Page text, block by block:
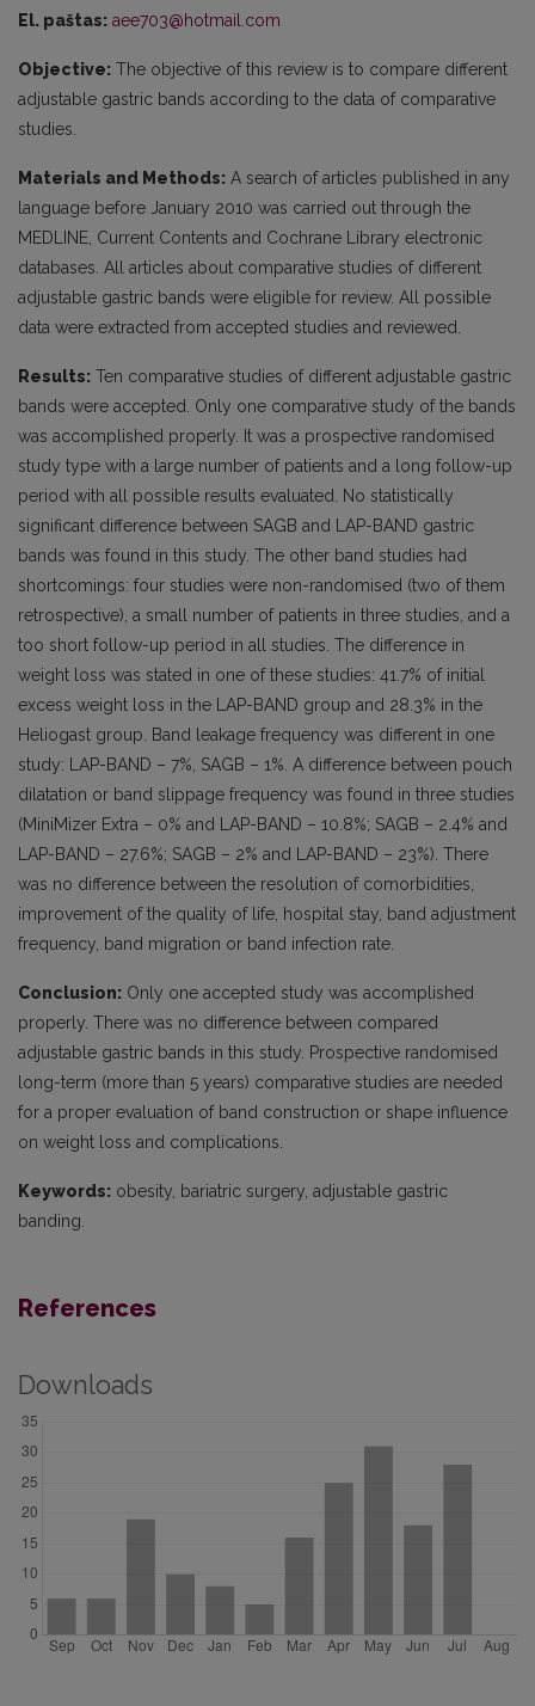
El. paštas: aee703@hotmail.com
Objective: The objective of this review is to compare different
adjustable gastric bands according to the data of comparative
studies.
Materials and Methods: A search of articles published in any
language before January 2010 was carried out through the
MEDLINE, Current Contents and Cochrane Library electronic
databases. All articles about comparative studies of different
adjustable gastric bands were eligible for review. All possible
data were extracted from accepted studies and reviewed.
Results: Ten comparative studies of different adjustable gastric
bands were accepted. Only one comparative study of the bands
was accomplished properly. It was a prospective randomised
study type with a large number of patients and a long follow-up
period with all possible results evaluated. No statistically
significant difference between SAGB and LAP-BAND gastric
bands was found in this study. The other band studies had
shortcomings: four studies were non-randomised (two of them
retrospective), a small number of patients in three studies, and a
too short follow-up period in all studies. The difference in
weight loss was stated in one of these studies: 41.7% of initial
excess weight loss in the LAP-BAND group and 28.3% in the
Heliogast group. Band leakage frequency was different in one
study: LAP-BAND – 7%, SAGB – 1%. A difference between pouch
dilatation or band slippage frequency was found in three studies
(MiniMizer Extra – 0% and LAP-BAND – 10.8%; SAGB – 2.4% and
LAP-BAND – 27.6%; SAGB – 2% and LAP-BAND – 23%). There
was no difference between the resolution of comorbidities,
improvement of the quality of life, hospital stay, band adjustment
frequency, band migration or band infection rate.
Conclusion: Only one accepted study was accomplished
properly. There was no difference between compared
adjustable gastric bands in this study. Prospective randomised
long-term (more than 5 years) comparative studies are needed
for a proper evaluation of band construction or shape influence
on weight loss and complications.
Keywords: obesity, bariatric surgery, adjustable gastric
banding.
References
Downloads